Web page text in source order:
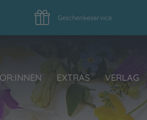
Geschenkeservice
EXTRAS VERLAG